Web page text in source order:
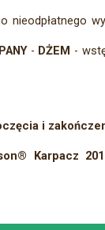
- DŻEM -
i
Karpacz